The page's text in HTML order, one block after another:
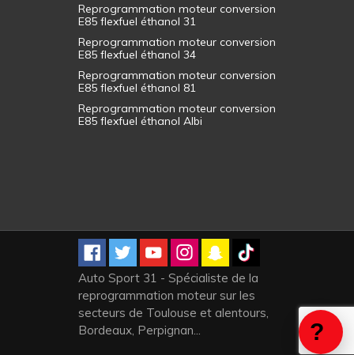
Reprogrammation moteur conversion
E85 flexfuel éthanol 31
Reprogrammation moteur conversion
E85 flexfuel éthanol 34
Reprogrammation moteur conversion
E85 flexfuel éthanol 81
Reprogrammation moteur conversion
E85 flexfuel éthanol Albi
Auto Sport 31 - Spécialiste de la
reprogrammation moteur sur les
secteurs de Toulouse et alentours,
Bordeaux, Perpignan...